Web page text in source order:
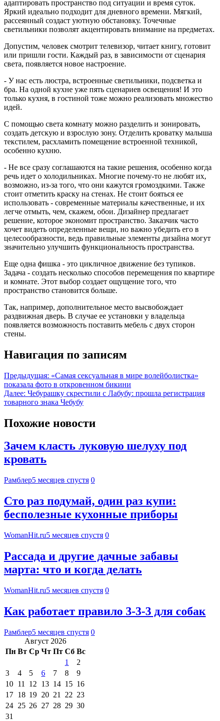
адаптировать пространство под ситуации и время суток.
Яркий идеально подходит для дневного времени. Мягкий,
рассеянный создаст уютную обстановку. Точечные
светильники позволят акцентировать внимание на предметах.
Допустим, человек смотрит телевизор, читает книгу, готовит
или пришли гости. Каждый раз, в зависимости от сценария
света, появляется новое настроение.
- У нас есть люстра, встроенные светильники, подсветка и
бра. На одной кухне уже пять сценариев освещения! И это
только кухня, в гостиной тоже можно реализовать множество
идей.
С помощью света комнату можно разделить и зонировать,
создать детскую и взрослую зону. Отделить кроватку малыша
текстилем, расхламить помещение встроенной техникой,
особенно кухню.
- Не все сразу соглашаются на такие решения, особенно когда
речь идет о холодильниках. Многие почему-то не любят их,
возможно, из-за того, что они кажутся громоздкими. Также
стоит отметить краску на стенах. Не стоит бояться ее
использовать - современные материалы качественные, и их
легче отмыть, чем, скажем, обои. Дизайнер предлагает
решение, которое экономит пространство. Заказчик часто
хочет видеть определенные вещи, но важно убедить его в
целесообразности, ведь правильные элементы дизайна могут
значительно улучшить функциональность пространства.
Еще одна фишка - это цикличное движение без тупиков.
Задача - создать несколько способов перемещения по квартире
и комнате. Этот выбор создает ощущение того, что
пространство становится больше.
Так, например, дополнительное место высвобождает
раздвижная дверь. В случае ее установки у владельца
появляется возможность поставить мебель с двух сторон
стены.
Навигация по записям
Предыдущая: «Самая сексуальная в мире волейболистка»
показала фото в откровенном бикини
Далее: Чебурашку скрестили с Лабубу: прошла регистрация
товарного знака Чебубу
Похожие новости
Зачем класть луковую шелуху под
кровать
Рамблер5 месяцев спустя 0
Сто раз подумай, один раз купи:
бесполезные кухонные приборы
WomanHit.ru5 месяцев спустя 0
Рассада и другие дачные забавы
марта: что и когда делать
WomanHit.ru5 месяцев спустя 0
Как работает правило 3-3-3 для собак
Рамблер5 месяцев спустя 0
Август 2026
Пн Вт Ср Чт Пт Сб Вс
1
2
3
4 5 6 7 8
9
10 11 12 13 14 15 16
17 18 19 20 21 22 23
24 25 26 27 28 29 30
31